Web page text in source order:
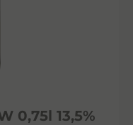
0,75l 13,5%